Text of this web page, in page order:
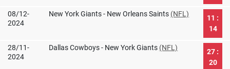
08/12-
2024
New York Giants - New Orleans Saints (NFL)
11 :
14
28/11-
2024
Dallas Cowboys - New York Giants (NFL)
27 :
20